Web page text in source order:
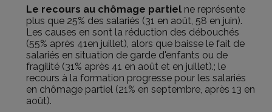
Le recours au chômage partiel ne représente
plus que 25% des salariés (31 en août, 58 en juin).
Les causes en sont la réduction des débouchés
(55% après 41en juillet), alors que baisse le fait de
salariés en situation de garde d'enfants ou de
fragilité (31% après 41 en août et en juillet).; le
recours à la formation progresse pour les salariés
en chômage partiel (21% en septembre, après 13 en
août).